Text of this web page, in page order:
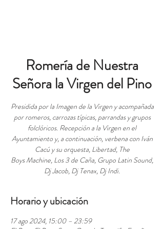
Romería de Nuestra
Señora la Virgen del Pino
Presidida por la Imagen de la Virgen y acompañada
por romeros, carrozas típicas, parrandas y grupos
folclóricos. Recepción a la Virgen en el
Ayuntamiento y, a continuación, verbena con Iván
Cacú y su orquesta, Libertad, The
Boys Machine, Los 3 de Caña, Grupo Latin Sound,
Dj Jacob, Dj Tenax, Dj Indi.
Horario y ubicación
17 ago 2024, 15:00 – 23:59